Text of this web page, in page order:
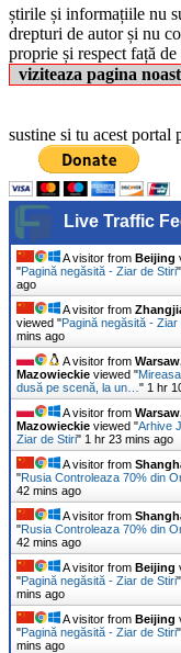
știrile și informațiile nu
drepturi de autor și nu
proprie și respect față
viziteaza pagina
sustine si tu acest portal
Live Traffic
A visitor from Beijing
"Pagină negăsită - Ziar de Stiri"
ago
A visitor from
viewed "Pagină negăsită - Ziar
mins ago
A visitor from
Mazowieckie viewed "
dusă pe scenă, la un… " 1 hr
A visitor from
Mazowieckie viewed "Arhive
Ziar de Stiri" 1 hr 23 mins ago
A visitor from
"Rusia Controleaza 70% din
42 mins ago
A visitor from
"Rusia Controleaza 70% din
42 mins ago
A visitor from Beijing
"Pagină negăsită - Ziar de Stiri"
mins ago
A visitor from Beijing
"Pagină negăsită - Ziar de Stiri"
mins ago